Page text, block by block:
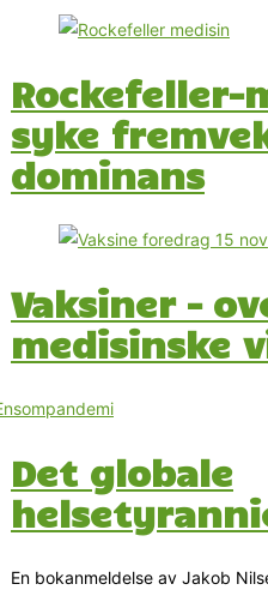
Rockefeller-
syke
dominans
Vaksiner –
medisinske
Det globale
En bokanmeldelse av Jakob